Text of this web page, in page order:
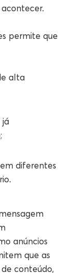
permite que
alta
diferentes
anúncios
que as
conteúdo,